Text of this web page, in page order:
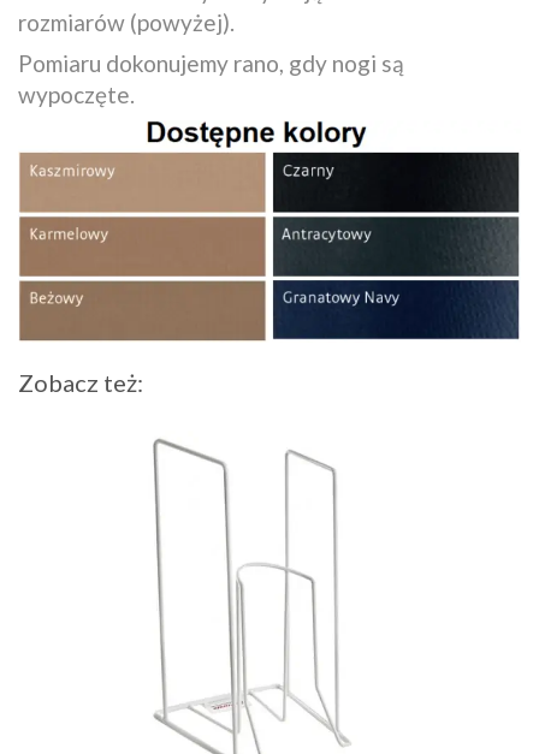
rozmiarów (powyżej).
Pomiaru dokonujemy rano, gdy nogi są
wypoczęte.
Zobacz też: